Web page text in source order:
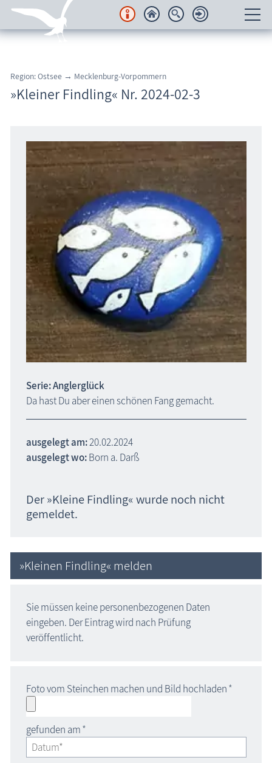
Regionales
Karten
Freizeit
Wissenswertes
Veranstaltungen
Blog
Region: Ostsee → Mecklenburg-Vorpommern
»Kleiner Findling« Nr. 2024-02-3
Serie: Anglerglück
Da hast Du aber einen schönen Fang gemacht.
ausgelegt am:20.02.2024
ausgelegt wo:Born a. Darß
Der »Kleine Findling« wurde noch nicht
gemeldet.
»Kleinen Findling« melden
Sie müssen keine personenbezogenen Daten
eingeben. Der Eintrag wird nach Prüfung
veröffentlicht.
Foto vom Steinchen machen und Bild hochladen*
gefunden am*